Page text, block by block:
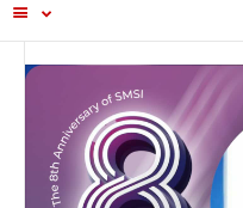
MORE